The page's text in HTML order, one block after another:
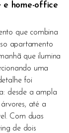
e home-office
que combina
apartamento
que ilumina
uma
foi
desde a ampla
até a
Com duas
de dois